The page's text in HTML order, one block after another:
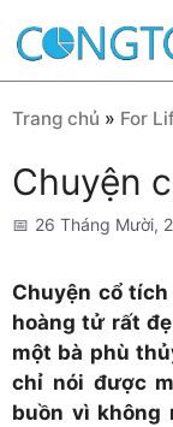
đến
Trang chủ » For
Chuyện
26 Tháng Mười,
Chuyện cổ
hoàng tử rất
một bà phù
chỉ nói được
buồn vì không